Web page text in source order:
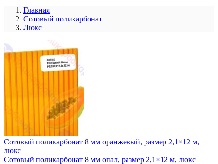
Главная
Сотовый поликарбонат
Люкс
Сотовый поликарбонат 8 мм оранжевый, размер 2,1×12 м,
люкс
Сотовый поликарбонат 8 мм опал, размер 2,1×12 м, люкс